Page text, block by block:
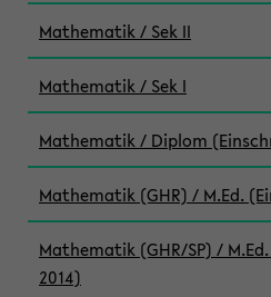
Mathematik / Sek II
Mathematik / Sek I
Mathematik / Diplom
Mathematik (GHR) / M.Ed.
Mathematik (GHR/SP) /
2014)